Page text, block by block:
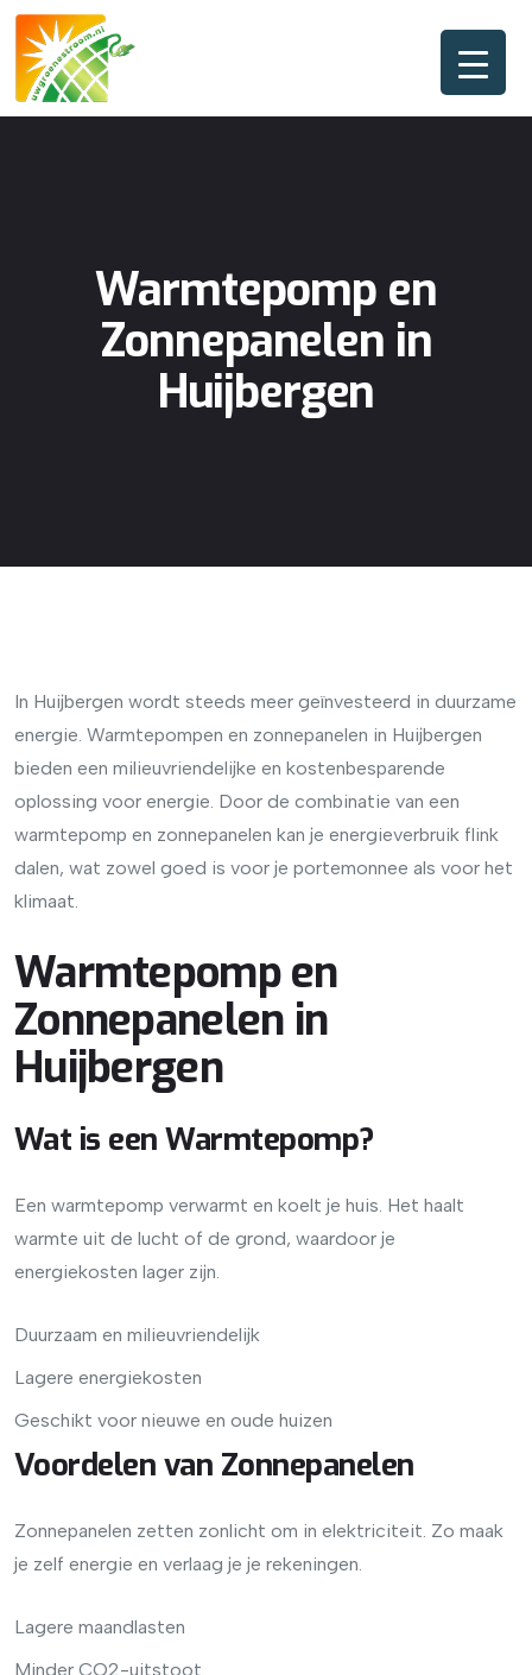
Warmtepomp en
Zonnepanelen in
Huijbergen
In Huijbergen wordt steeds meer geïnvesteerd in duurzame
energie. Warmtepompen en zonnepanelen in Huijbergen
bieden een milieuvriendelijke en kostenbesparende
oplossing voor energie. Door de combinatie van een
warmtepomp en zonnepanelen kan je energieverbruik flink
dalen, wat zowel goed is voor je portemonnee als voor het
klimaat.
Warmtepomp en
Zonnepanelen in
Huijbergen
Wat is een Warmtepomp?
Een warmtepomp verwarmt en koelt je huis. Het haalt
warmte uit de lucht of de grond, waardoor je
energiekosten lager zijn.
Duurzaam en milieuvriendelijk
Lagere energiekosten
Geschikt voor nieuwe en oude huizen
Voordelen van Zonnepanelen
Zonnepanelen zetten zonlicht om in elektriciteit. Zo maak
je zelf energie en verlaag je je rekeningen.
Lagere maandlasten
Minder CO2-uitstoot